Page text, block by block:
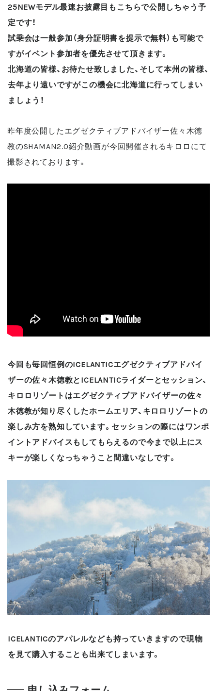
25NEWモデル最速お披露目もこちらで公開しちゃう予
定です！
試乗会は一般参加（身分証明書を提示で無料）も可能で
すがイベント参加者を優先させて頂きます。
北海道の皆様、お待たせ致しました、そして本州の皆様、
去年より遠いですがこの機会に北海道に行ってしまい
ましょう！
昨年度公開したエグゼクティブアドバイザー佐々木徳
教のSHAMAN2.0紹介動画が今回開催されるキロロにて
撮影されております。
今回も毎回恒例のICELANTICエグゼクティブアドバイ
ザーの佐々木徳教とICELANTICライダーとセッション、
キロロリゾートはエグゼクティブアドバイザーの佐々
木徳教が知り尽くしたホームエリア、キロロリゾートの
楽しみ方を熟知しています。セッションの際にはワンポ
イントアドバイスもしてもらえるので今まで以上にス
キーが楽しくなっちゃうこと間違いなしです。
ICELANTICのアパレルなども持っていきますので現物
を見て購入することも出来てしまいます。